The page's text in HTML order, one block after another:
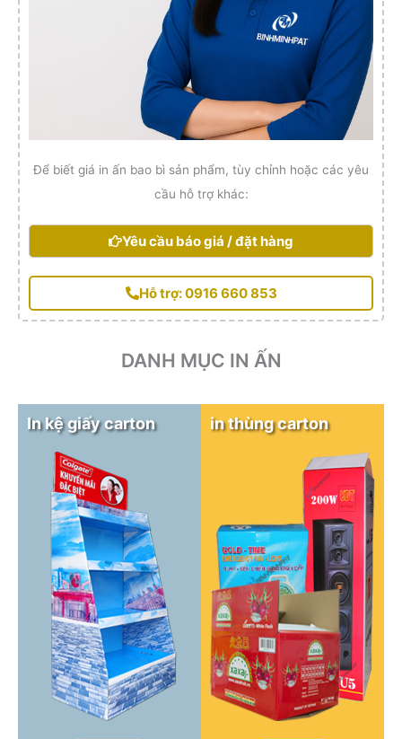
Để biết giá in ấn bao bì sản phẩm, tùy chỉnh hoặc các yêu
cầu hỗ trợ khác:
Yêu cầu báo giá / đặt hàng
Hỗ trợ: 0916 660 853
DANH MỤC IN ẤN
In kệ giấy carton in thùng carton